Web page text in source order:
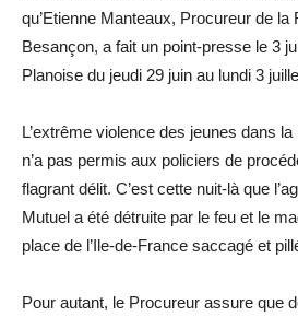
qu’Etienne Manteaux, Procureur de la
Besançon, a fait un point-presse le 3
Planoise du jeudi 29 juin au lundi 3
L’extrême violence des jeunes dans
n’a pas permis aux policiers de
flagrant délit. C’est cette nuit-là que
Mutuel a été détruite par le feu et le
place de l’Ile-de-France saccagé et
Pour autant, le Procureur assure que